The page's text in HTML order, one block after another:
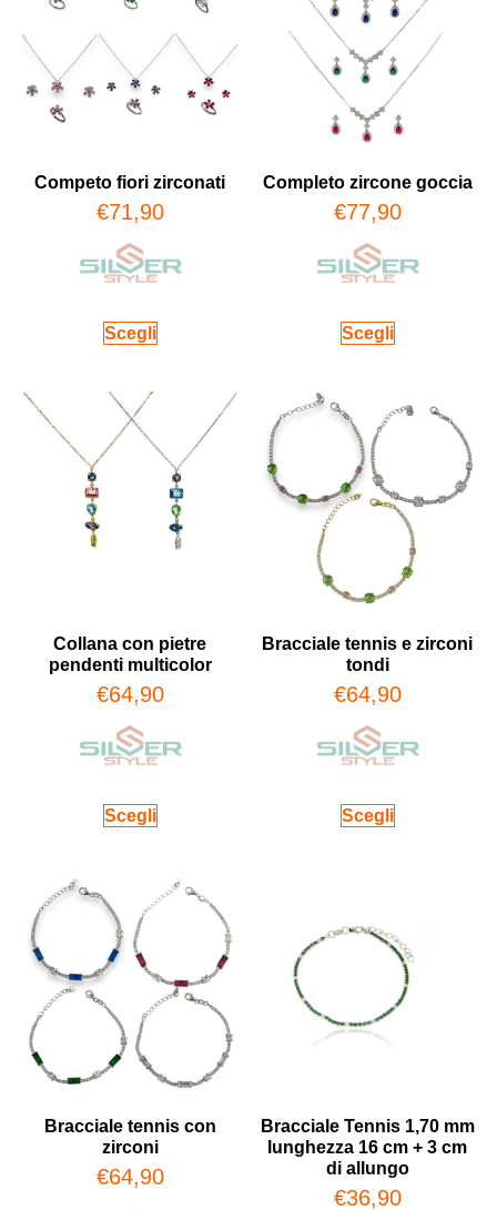
Competo fiori zirconati
€71,90
Scegli
Completo zircone goccia
€77,90
Scegli
Collana con pietre
pendenti multicolor
€64,90
Scegli
Bracciale tennis e zirconi
tondi
€64,90
Scegli
Bracciale tennis con
zirconi
€64,90
Bracciale Tennis 1,70 mm
lunghezza 16 cm + 3 cm
di allungo
€36,90